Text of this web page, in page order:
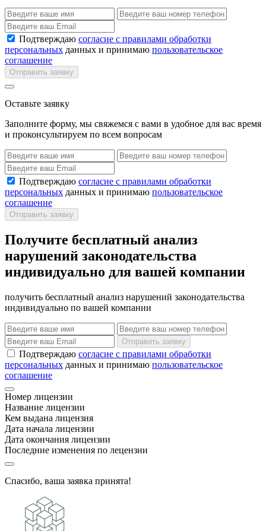
Подтверждаю согласие с правилами обработки
персональных данных и принимаю пользовательское
соглашение
Отправить заявку
Оставьте заявку
Заполните форму, мы свяжемся с вами в удобное для вас время
и проконсультируем по всем вопросам
Подтверждаю согласие с правилами обработки
персональных данных и принимаю пользовательское
соглашение
Отправить заявку
Получите бесплатный анализ
нарушений законодательства
индивидуально для вашей компании
получить бесплатный анализ нарушений законодательства
индивидуально по вашей компании
Отправить заявку
Подтверждаю согласие с правилами обработки
персональных данных и принимаю пользовательское
соглашение
Номер лицензии
Название лицензии
Кем выдана лицензия
Дата начала лицензии
Дата окончания лицензии
Последние изменения по лецензии
Спасибо, ваша заявка принята!